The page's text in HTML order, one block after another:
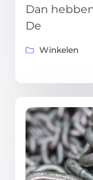
Dan
De
Winkelen